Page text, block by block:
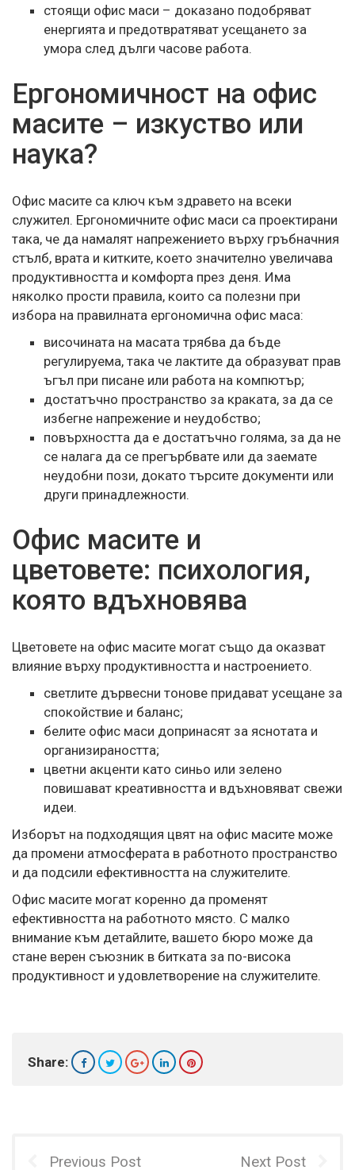
стоящи офис маси – доказано подобряват
енергията и предотвратяват усещането за
умора след дълги часове работа.
Ергономичност на офис
масите – изкуство или
наука?
Офис масите са ключ към здравето на всеки
служител. Ергономичните офис маси са проектирани
така, че да намалят напрежението върху гръбначния
стълб, врата и китките, което значително увеличава
продуктивността и комфорта през деня. Има
няколко прости правила, които са полезни при
избора на правилната ергономична офис маса:
височината на масата трябва да бъде
регулируема, така че лактите да образуват прав
ъгъл при писане или работа на компютър;
достатъчно пространство за краката, за да се
избегне напрежение и неудобство;
повърхността да е достатъчно голяма, за да не
се налага да се прегърбвате или да заемате
неудобни пози, докато търсите документи или
други принадлежности.
Офис масите и
цветовете: психология,
която вдъхновява
Цветовете на офис масите могат също да оказват
влияние върху продуктивността и настроението.
светлите дървесни тонове придават усещане за
спокойствие и баланс;
белите офис маси допринасят за яснотата и
организираността;
цветни акценти като синьо или зелено
повишават креативността и вдъхновяват свежи
идеи.
Изборът на подходящия цвят на офис масите може
да промени атмосферата в работното пространство
и да подсили ефективността на служителите.
Офис масите могат коренно да променят
ефективността на работното място. С малко
внимание към детайлите, вашето бюро може да
стане верен съюзник в битката за по-висока
продуктивност и удовлетворение на служителите.
Share:
Previous Post Next Post